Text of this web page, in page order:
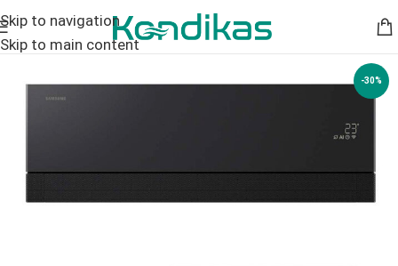
Skip to navigation
Skip to main content
-30%